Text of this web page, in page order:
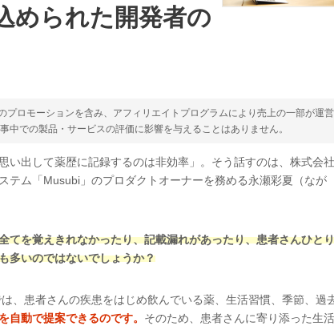
められた開発者の
ロモーションを含み、アフィリエイトプログラムにより売上の一部が運
中での製品・サービスの評価に影響を与えることはありません。
い出して薬歴に記録するのは非効率」。そう話すのは、株式会
テム「Musubi」のプロダクトオーナーを務める永瀬彩夏（なが
てを覚えきれなかったり、記載漏れがあったり、患者さんひと
多いのではないでしょうか？
、患者さんの疾患をはじめ飲んでいる薬、生活習慣、季節、過
自動で提案できるのです。 そのため、患者さんに寄り添った生